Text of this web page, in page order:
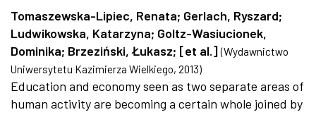
Tomaszewska-Lipiec, Renata; Gerlach, Ryszard;
Ludwikowska, Katarzyna; Goltz-Wasiucionek,
Dominika; Brzeziński, Łukasz; [et al.] (Wydawnictwo
Uniwersytetu Kazimierza Wielkiego, 2013)
Education and economy seen as two separate areas of
human activity are becoming a certain whole joined by